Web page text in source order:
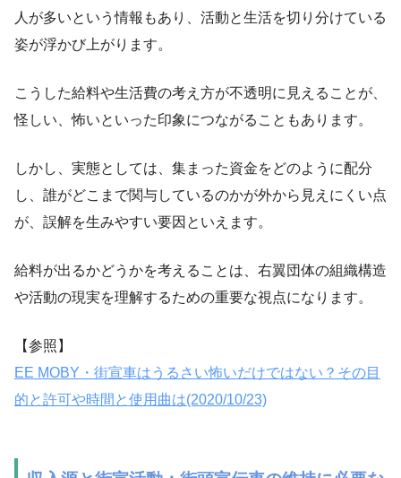
人が多いという情報もあり、活動と生活を切り分けている
姿が浮かび上がります。
こうした給料や生活費の考え方が不透明に見えることが、
怪しい、怖いといった印象につながることもあります。
しかし、実態としては、集まった資金をどのように配分
し、誰がどこまで関与しているのかが外から見えにくい点
が、誤解を生みやすい要因といえます。
給料が出るかどうかを考えることは、右翼団体の組織構造
や活動の現実を理解するための重要な視点になります。
【参照】
EE MOBY・街宣車はうるさい怖いだけではない？その目
的と許可や時間と使用曲は(2020/10/23)